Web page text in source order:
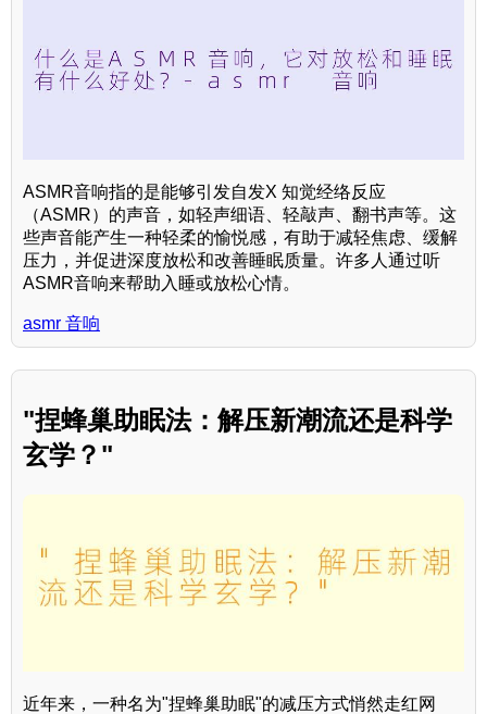
ASMR音响指的是能够引发自发X 知觉经络反应
（ASMR）的声音，如轻声细语、轻敲声、翻书声等。这
些声音能产生一种轻柔的愉悦感，有助于减轻焦虑、缓解
压力，并促进深度放松和改善睡眠质量。许多人通过听
ASMR音响来帮助入睡或放松心情。
asmr 音响
"捏蜂巢助眠法：解压新潮流还是科学
玄学？"
近年来，一种名为"捏蜂巢助眠"的减压方式悄然走红网